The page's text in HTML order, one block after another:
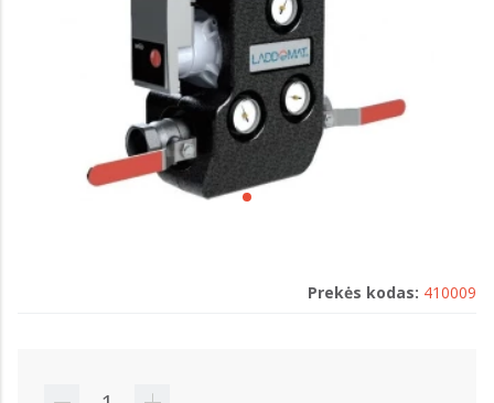
Prekės kodas: 410009